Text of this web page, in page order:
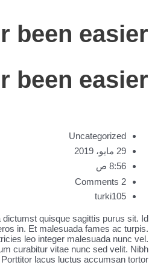
been easier
been easier
Uncategorized
29 مايو، 2019
8:56 ص
2 Comments
turki105
quisque sagittis purus sit. Id
in. Et malesuada fames ac turpis.
leo integer malesuada nunc vel.
curabitur vitae nunc sed velit. Nibh
lacus luctus accumsan tortor.